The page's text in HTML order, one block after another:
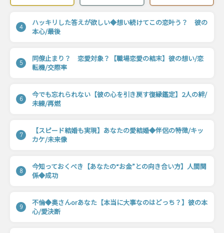
4
ハッキリした答えが欲しい◆想い続けてこの恋叶う？ 彼の
本心/最後
5
同僚止まり？ 恋愛対象？【職場恋愛の結末】彼の想い/恋
転機/交際率
6
今でも忘れられない【彼の心を引き戻す復縁鑑定】2人の絆/
未練/再燃
7
【スピード結婚も実現】あなたの愛結婚◆伴侶の特徴/キッ
カケ/未来像
8
今知っておくべき【あなたの“お金”との向き合い方】人間関
係◆成功
9
不倫◆奥さんorあなた【本当に大事なのはどっち？】彼の本
心/愛決断